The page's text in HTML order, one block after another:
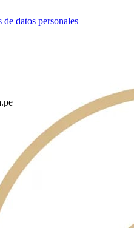
de datos personales